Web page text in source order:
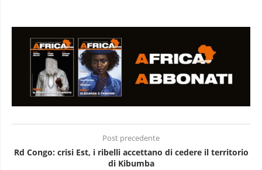
Post precedente
Rd Congo: crisi Est, i ribelli accettano di cedere il territorio
di Kibumba